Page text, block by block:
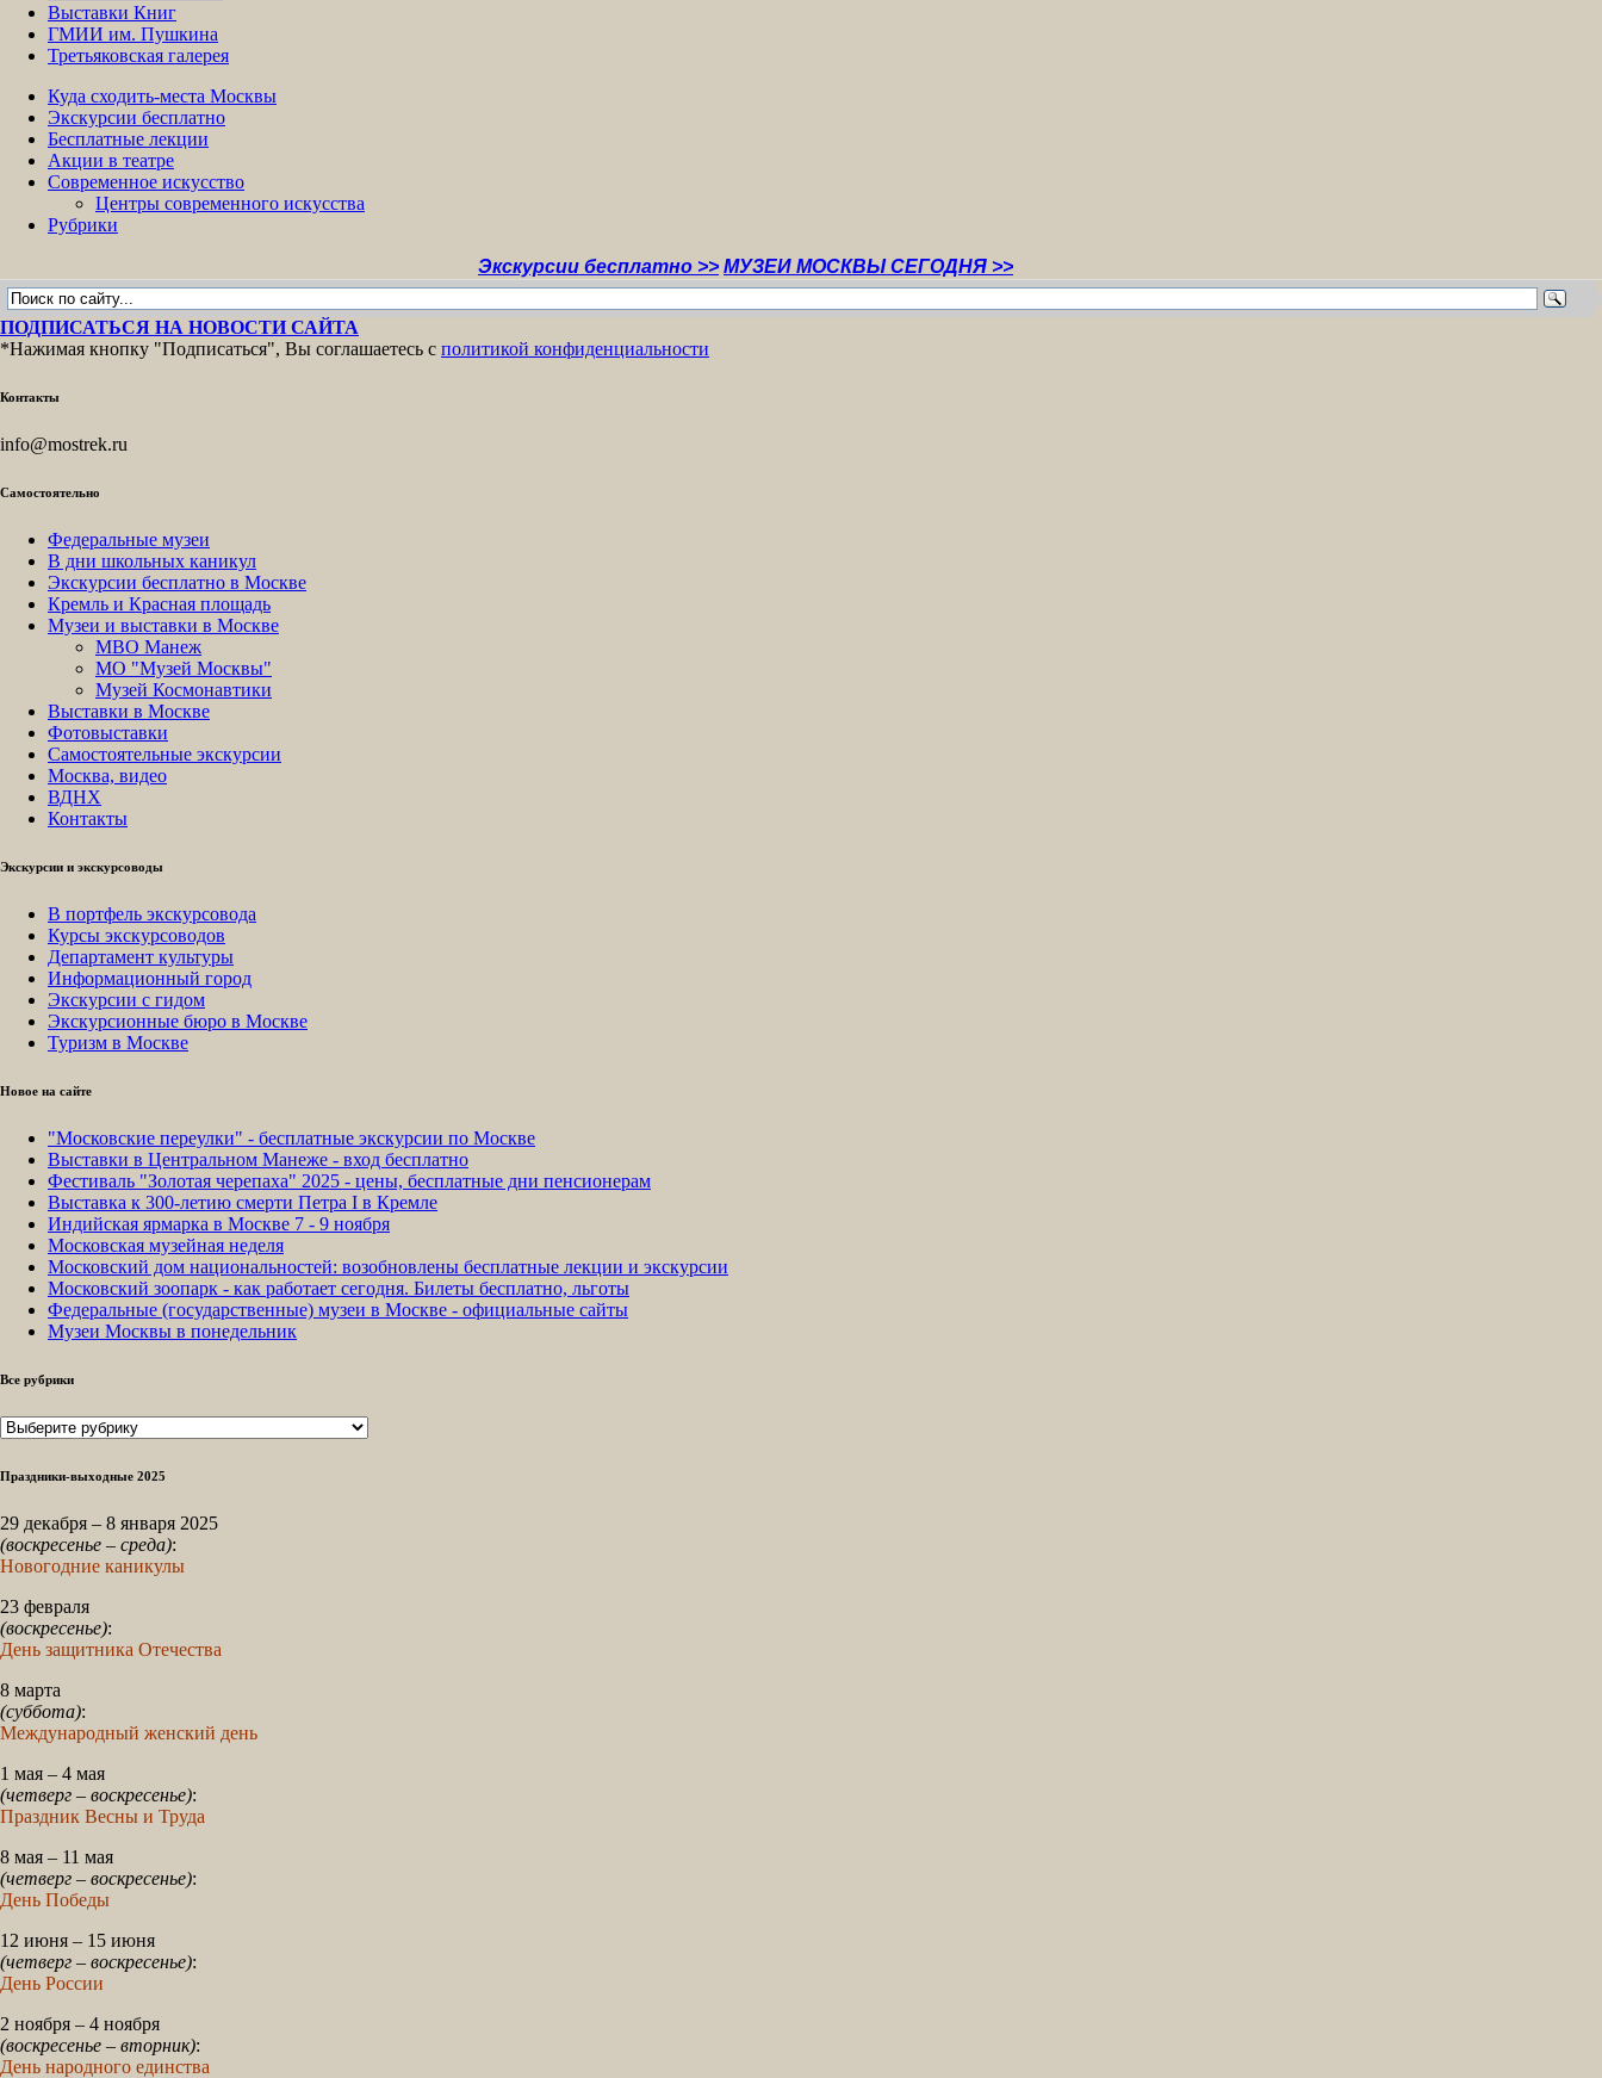
Выставки Книг
ГМИИ им. Пушкина
Третьяковская галерея
Куда сходить-места Москвы
Экскурсии бесплатно
Бесплатные лекции
Акции в театре
Современное искусство
Центры современного искусства
Рубрики
Экскурсии бесплатно >> МУЗЕИ МОСКВЫ СЕГОДНЯ >>
ПОДПИСАТЬСЯ НА НОВОСТИ САЙТА
*Нажимая кнопку "Подписаться", Вы соглашаетесь с политикой конфиденциальности
Контакты
info@mostrek.ru
Самостоятельно
Федеральные музеи
В дни школьных каникул
Экскурсии бесплатно в Москве
Кремль и Красная площадь
Музеи и выставки в Москве
МВО Манеж
МО "Музей Москвы"
Музей Космонавтики
Выставки в Москве
Фотовыставки
Самостоятельные экскурсии
Москва, видео
ВДНХ
Контакты
Экскурсии и экскурсоводы
В портфель экскурсовода
Курсы экскурсоводов
Департамент культуры
Информационный город
Экскурсии с гидом
Экскурсионные бюро в Москве
Туризм в Москве
Новое на сайте
"Московские переулки" - бесплатные экскурсии по Москве
Выставки в Центральном Манеже - вход бесплатно
Фестиваль "Золотая черепаха" 2025 - цены, бесплатные дни пенсионерам
Выставка к 300-летию смерти Петра I в Кремле
Индийская ярмарка в Москве 7 - 9 ноября
Московская музейная неделя
Московский дом национальностей: возобновлены бесплатные лекции и экскурсии
Московский зоопарк - как работает сегодня. Билеты бесплатно, льготы
Федеральные (государственные) музеи в Москве - официальные сайты
Музеи Москвы в понедельник
Все рубрики
Все
Праздники-выходные 2025
29 декабря – 8 января 2025
(воскресенье – среда):
Новогодние каникулы
23 февраля
(воскресенье):
День защитника Отечества
8 марта
(суббота):
Международный женский день
1 мая – 4 мая
(четверг – воскресенье):
Праздник Весны и Труда
8 мая – 11 мая
(четверг – воскресенье):
День Победы
12 июня – 15 июня
(четверг – воскресенье):
День России
2 ноября – 4 ноября
(воскресенье – вторник):
День народного единства